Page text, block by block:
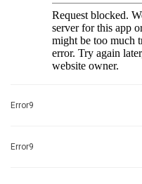
Error9
Error9